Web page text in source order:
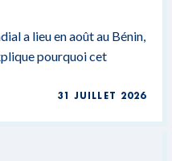
a lieu en août au Bénin,
pourquoi cet
31 JUILLET 2026